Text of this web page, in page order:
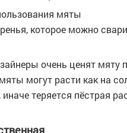
мяты
которое можно
очень ценят мяту
могут расти как на
теряется пёстрая